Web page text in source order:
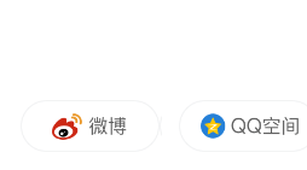
场，王鹤棣和张雨绮互